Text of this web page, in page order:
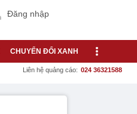
Đăng nhập
CHUYỂN ĐỔI XANH
Liên hệ quảng cáo: 024 36321588